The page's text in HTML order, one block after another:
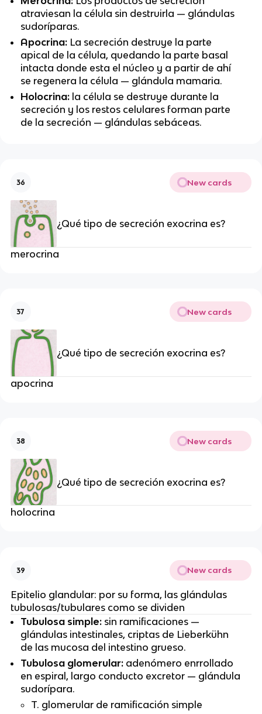
atraviesan la célula sin destruirla — glándulas
sudoríparas.
Apocrina: La secreción destruye la parte
apical de la célula, quedando la parte basal
intacta donde esta el núcleo y a partir de ahí
se regenera la célula — glándula mamaria.
Holocrina: la célula se destruye durante la
secreción y los restos celulares forman parte
de la secreción — glándulas sebáceas.
36 New cards
¿Qué tipo de secreción exocrina es?
merocrina
37 New cards
¿Qué tipo de secreción exocrina es?
apocrina
38 New cards
¿Qué tipo de secreción exocrina es?
holocrina
39 New cards
Epitelio glandular: por su forma, las glándulas
tubulosas/tubulares como se dividen
Tubulosa simple: sin ramificaciones —
glándulas intestinales, criptas de Lieberkühn
de las mucosa del intestino grueso.
Tubulosa glomerular: adenómero enrrollado
en espiral, largo conducto excretor — glándula
sudorípara.
T. glomerular de ramificación simple